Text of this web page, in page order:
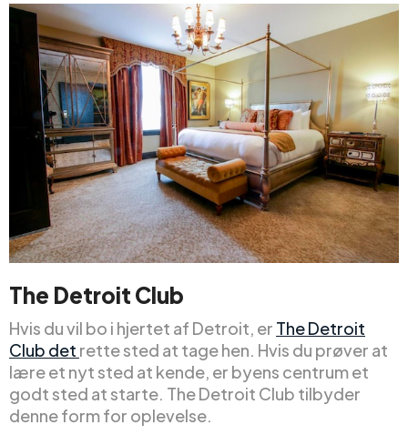
The Detroit Club
Hvis du vil bo i hjertet af Detroit, er The Detroit
Club det rette sted at tage hen. Hvis du prøver at
lære et nyt sted at kende, er byens centrum et
godt sted at starte. The Detroit Club tilbyder
denne form for oplevelse.